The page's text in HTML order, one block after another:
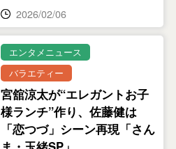
2026/02/06
エンタメニュース
バラエティー
宮舘涼太が“エレガントお子
様ランチ”作り、佐藤健は
「恋つづ」シーン再現「さん